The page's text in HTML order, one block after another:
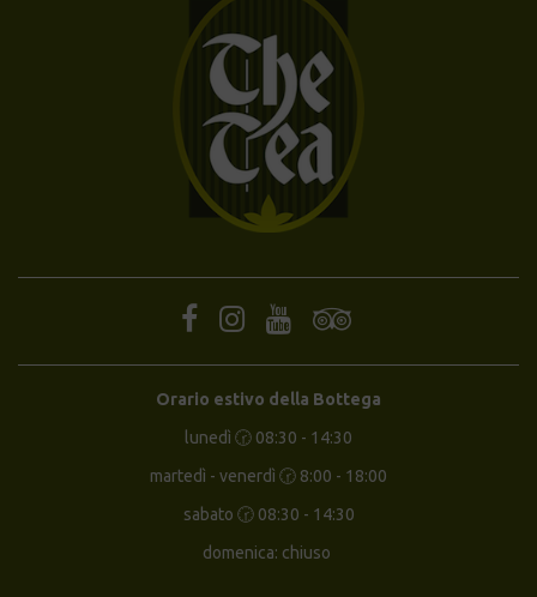
Orario estivo della Bottega
lunedì 🕝 08:30 - 14:30
martedì - venerdì 🕝 8:00 - 18:00
sabato 🕝 08:30 - 14:30
domenica: chiuso